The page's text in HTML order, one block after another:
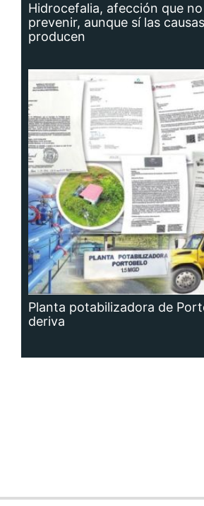
Hidrocefalia, afección que
prevenir, aunque sí las
producen
Planta potabilizadora de
deriva